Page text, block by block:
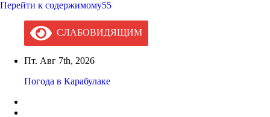
Перейти к содержимому55
СЛАБОВИДЯЩИМ
Пт. Авг 7th, 2026
Погода в Карабулаке